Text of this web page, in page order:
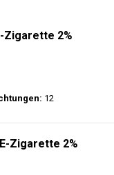
Zigarette 2%
12
Zigarette 2%